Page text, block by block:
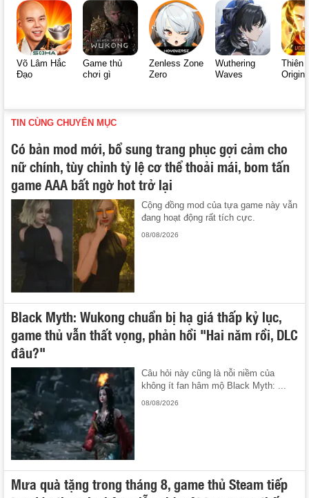
Võ Lâm Hắc
Đạo
Game thủ
chơi gì
Zenless Zone
Zero
Wuthering
Waves
Thiên
Origin
TIN CÙNG CHUYÊN MỤC
Có bản mod mới, bổ sung trang phục gợi cảm cho
nữ chính, tùy chỉnh tỷ lệ cơ thể thoải mái, bom tấn
game AAA bất ngờ hot trở lại
Cộng đồng mod của tựa game này vẫn
đang hoạt động rất tích cực.
08/08/2026
Black Myth: Wukong chuẩn bị hạ giá thấp kỷ lục,
game thủ vẫn thất vọng, phản hồi "Hai năm rồi, DLC
đâu?"
Câu hỏi này cũng là nỗi niềm của
không ít fan hâm mộ Black Myth: ...
08/08/2026
Mưa quà tặng trong tháng 8, game thủ Steam tiếp